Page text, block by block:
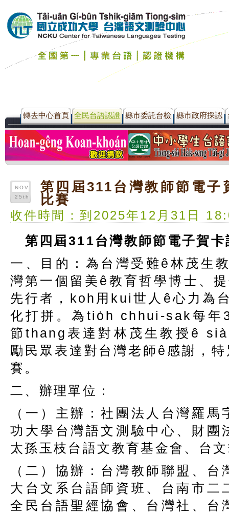
轉去中心首頁 全民台語認證 縣市委託台檢 縣市政府採認
NOV
25th
第四屆311台灣教師節電子
比賽
收件時間：到2025年12月31日
第四屆311台灣教師節電子賀
一、目的：為台灣受難ê林茂生
灣第一個留美ê教育哲學博士、
先行者，koh用kui世人ê心力為
化打拼。為tio̍h chhui-sak每年
節thang表達對林茂生教授ê
勵民眾表達對台灣老師ê感謝，
賽。
二、辦理單位：
（一）主辦：社團法人台灣羅馬
功大學台灣語文測驗中心、財團
太孫玉枝台語文教育基金會、台
（二）協辦：台灣教師聯盟、台
大台文系台語師資班、台南市二
全民台語聖經協會、台灣社、台